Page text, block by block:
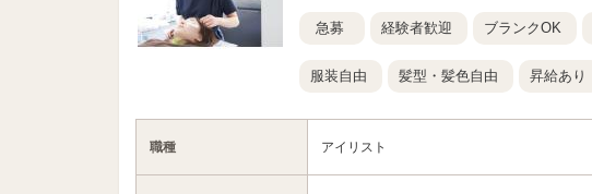
急募 経験者歓迎 ブランクOK
服装自由 髪型・髪色自由 昇給あり
職種 アイリスト